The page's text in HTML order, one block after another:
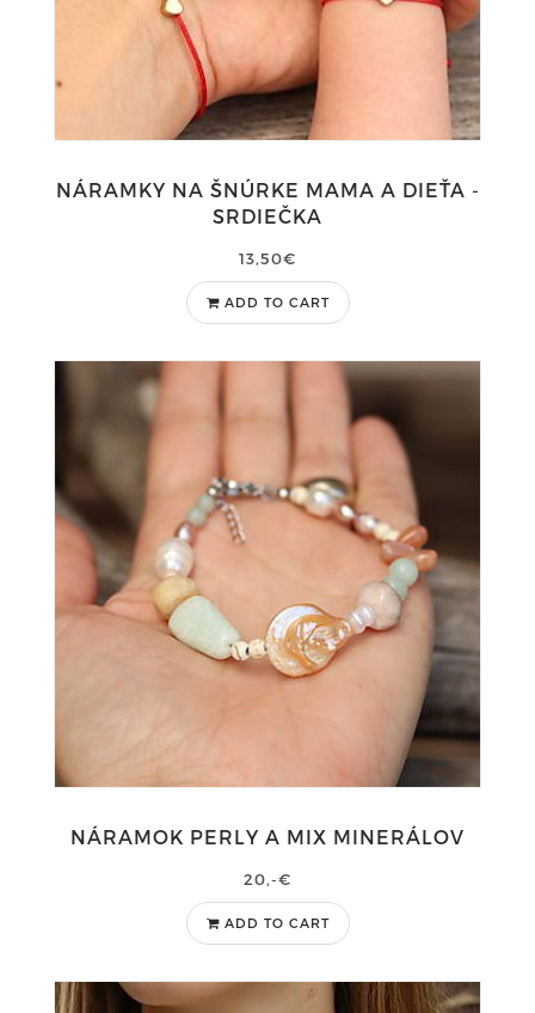
NÁRAMKY NA ŠNÚRKE MAMA A DIEŤA -
SRDIEČKA
13,50€
ADD TO CART
NÁRAMOK PERLY A MIX MINERÁLOV
20,-€
ADD TO CART